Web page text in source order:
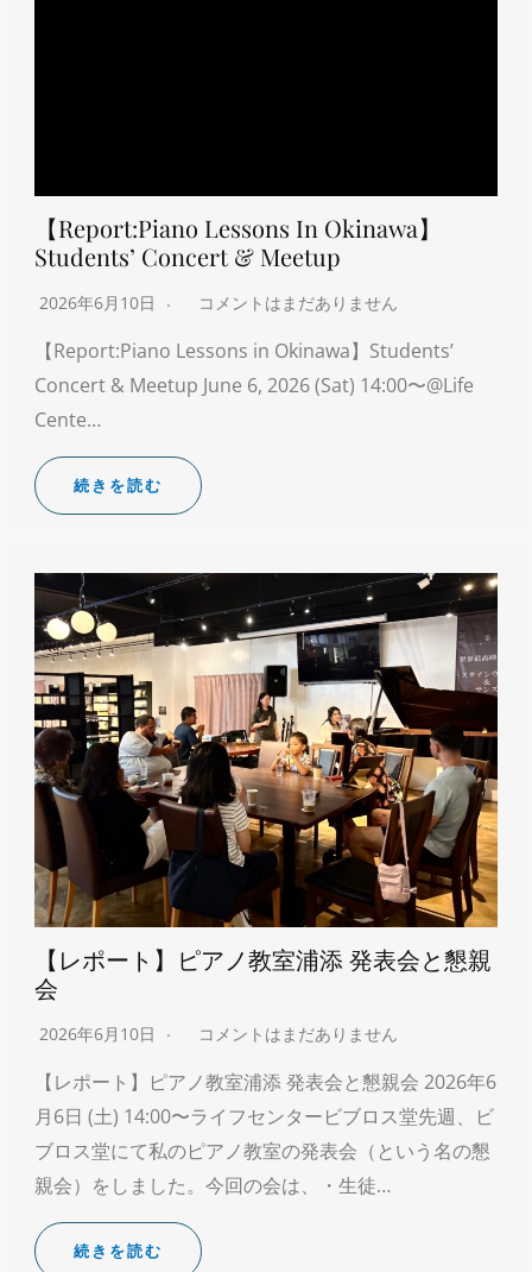
【Report:Piano Lessons In Okinawa】
Students’ Concert & Meetup
2026年6月10日 コメントはまだありません
【Report:Piano Lessons in Okinawa】Students’
Concert & Meetup June 6, 2026 (Sat) 14:00〜@Life
Cente…
続きを読む
【レポート】ピアノ教室浦添 発表会と懇親
会
2026年6月10日 コメントはまだありません
【レポート】ピアノ教室浦添 発表会と懇親会 2026年6
月6日 (土) 14:00〜ライフセンタービブロス堂先週、ビ
ブロス堂にて私のピアノ教室の発表会（という名の懇
親会）をしました。今回の会は、・生徒…
続きを読む